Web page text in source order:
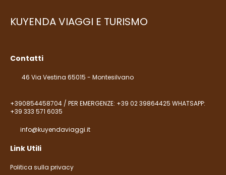
KUYENDA VIAGGI E TURISMO
Contatti
46 Via Vestina 65015 - Montesilvano
+390854458704 / PER EMERGENZE: +39 02 39864425 WHATSAPP:
+39 333 571 6035
info@kuyendaviaggi.it
Link Utili
Politica sulla privacy